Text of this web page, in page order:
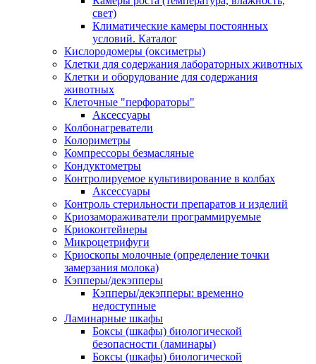
свет)
Климатические камеры постоянных
условий. Каталог
Кислородомеры (оксиметры)
Клетки для содержания лабораторных животных
Клетки и оборудование для содержания
животных
Клеточные "перфораторы"
Аксессуары
Колбонагреватели
Колориметры
Компрессоры безмасляные
Кондуктометры
Контролируемое культивирование в колбах
Аксессуары
Контроль стерильности препаратов и изделий
Криозамораживатели программируемые
Криоконтейнеры
Микроцетрифуги
Криоскопы молочные (определение точки
замерзания молока)
Кэпперы/декэпперы
Кэпперы/декэпперы: временно
недоступные
Ламинарные шкафы
Боксы (шкафы) биологической
безопасности (ламинары)
Боксы (шкафы) биологической